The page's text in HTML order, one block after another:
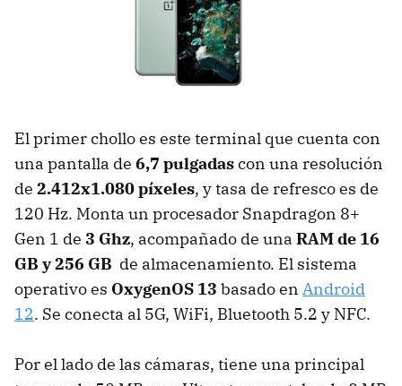
El primer chollo es este terminal que cuenta con
una pantalla de 6,7 pulgadascon una resolución
de 2.412x1.080 píxeles, y tasa de refresco es de
120 Hz. Monta un procesador Snapdragon 8+
Gen 1 de 3 Ghz, acompañado de una RAM de 16
GB y 256 GB de almacenamiento. El sistema
operativo es OxygenOS 13 basado en Android
12. Se conecta al 5G, WiFi, Bluetooth 5.2 y NFC.
Por el lado de las cámaras, tiene una principal